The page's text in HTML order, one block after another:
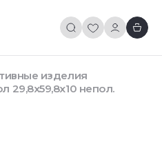
изделия
29,8x59,8x10 непол.